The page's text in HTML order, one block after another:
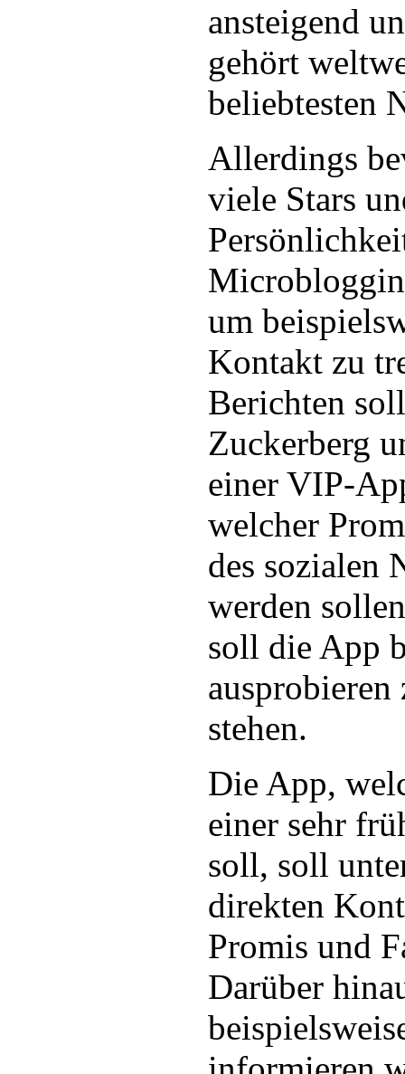
ansteigend
gehört
beliebtesten
Allerdings
viele Stars
um
Kontakt zu
Berichten
Zuckerberg
einer VIP-
welcher
des sozialen
werden
soll die App
stehen.
Die App,
einer sehr
soll, soll
direkten
Promis und
Darüber